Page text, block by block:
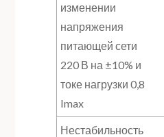
изменении
напряжения
питающей сети
220 В на ±10% и
токе нагрузки 0,8
Imax
Нестабильность